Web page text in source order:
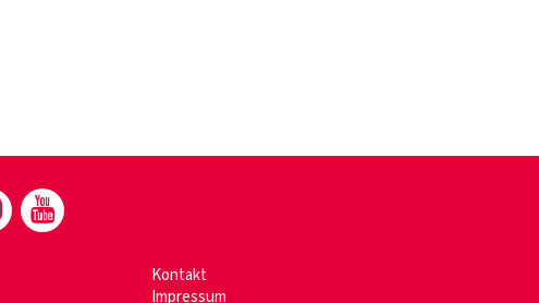
Kontakt
Impressum